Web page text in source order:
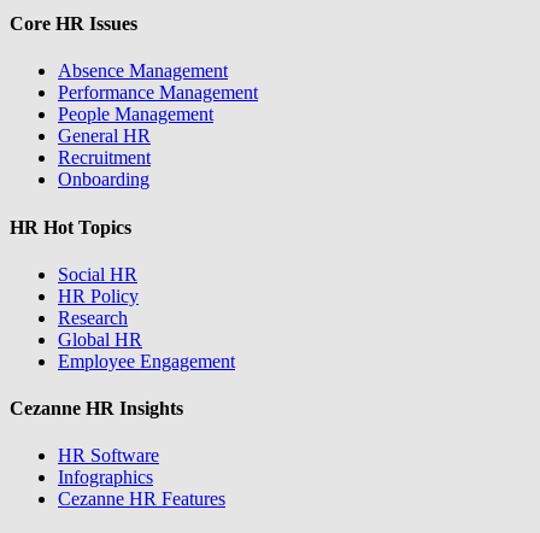
Core HR Issues
Absence Management
Performance Management
People Management
General HR
Recruitment
Onboarding
HR Hot Topics
Social HR
HR Policy
Research
Global HR
Employee Engagement
Cezanne HR Insights
HR Software
Infographics
Cezanne HR Features